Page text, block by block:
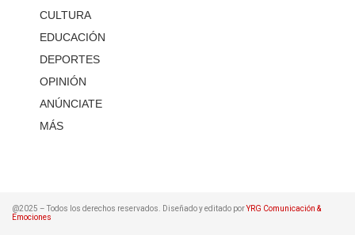
CULTURA
EDUCACIÓN
DEPORTES
OPINIÓN
ANÚNCIATE
MÁS
@2025 – Todos los derechos reservados. Diseñado y editado porYRG Comunicación &
Emociones